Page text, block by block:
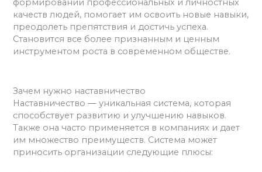
формировании профессиональных и личностных
качеств людей, помогает им освоить новые навыки,
преодолеть препятствия и достичь успеха.
Становится все более признанным и ценным
инструментом роста в современном обществе.
Зачем нужно наставничество
Наставничество — уникальная система, которая
способствует развитию и улучшению навыков.
Также она часто применяется в компаниях и дает
им множество преимуществ. Система может
приносить организации следующие плюсы: